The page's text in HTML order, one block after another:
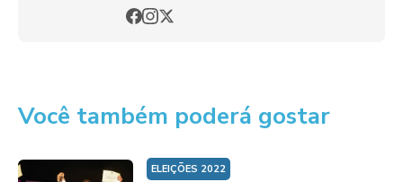
Você também poderá gostar
ELEIÇÕES 2022